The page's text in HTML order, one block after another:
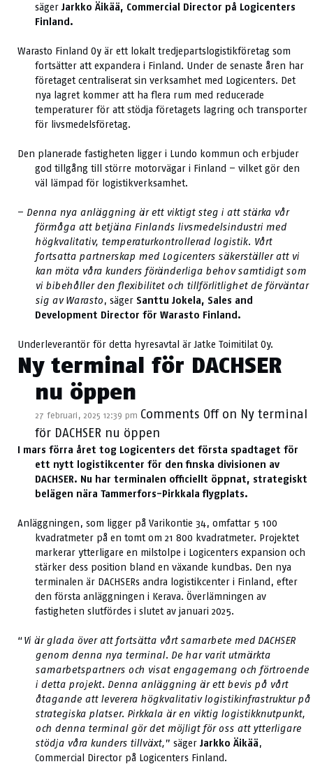
sägerJarkko Äikää, Commercial Director på Logicenters
Finland.
Warasto Finland Oy är ett lokalt tredjepartslogistikföretag som
fortsätter att expandera i Finland. Under de senaste åren har
företaget centraliserat sin verksamhet med Logicenters. Det
nya lagret kommer att ha flera rum med reducerade
temperaturer för att stödja företagets lagring och transporter
för livsmedelsföretag.
Den planerade fastigheten ligger i Lundo kommun och erbjuder
god tillgång till större motorvägar i Finland – vilket gör den
väl lämpad för logistikverksamhet.
– Denna nya anläggning är ett viktigt steg i att stärka vår
förmåga att betjäna Finlands livsmedelsindustri med
högkvalitativ, temperaturkontrollerad logistik. Vårt
fortsatta partnerskap med Logicenters säkerställer att vi
kan möta våra kunders föränderliga behov samtidigt som
vi bibehåller den flexibilitet och tillförlitlighet de förväntar
sig av Warasto, säger Santtu Jokela, Sales and
Development Director för Warasto Finland.
Underleverantör för detta hyresavtal är Jatke Toimitilat Oy.
Ny terminal för DACHSER
nu öppen
27 februari, 2025 12:39 pm Comments Offon Ny terminal
för DACHSER nu öppen
I mars förra året tog Logicenters det första spadtaget för
ett nytt logistikcenter för den finska divisionen av
DACHSER. Nu har terminalen officiellt öppnat, strategiskt
belägen nära Tammerfors-Pirkkala flygplats.
Anläggningen, som ligger på Varikontie 34, omfattar 5 100
kvadratmeter på en tomt om 21 800 kvadratmeter. Projektet
markerar ytterligare en milstolpe i Logicenters expansion och
stärker dess position bland en växande kundbas. Den nya
terminalen är DACHSERs andra logistikcenter i Finland, efter
den första anläggningen i Kerava. Överlämningen av
fastigheten slutfördes i slutet av januari 2025.
“ Vi är glada över att fortsätta vårt samarbete med DACHSER
genom denna nya terminal. De har varit utmärkta
samarbetspartners och visat engagemang och förtroende
i detta projekt. Denna anläggning är ett bevis på vårt
åtagande att leverera högkvalitativ logistikinfrastruktur på
strategiska platser. Pirkkala är en viktig logistikknutpunkt,
och denna terminal gör det möjligt för oss att ytterligare
stödja våra kunders tillväxt,” sägerJarkko Äikää,
Commercial Director på Logicenters Finland.